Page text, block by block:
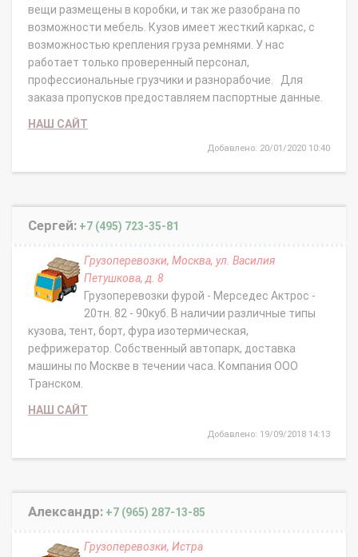
вещи размещены в коробки, и так же разобрана по
возможности мебель. Кузов имеет жесткий каркас, с
возможностью крепления груза ремнями. У нас
работает только проверенный персонал,
профессиональные грузчики и разнорабочие. Для
заказа пропусков предоставляем паспортные данные.
НАШ САЙТ
Добавлено: 20/01/2020 10:40
Сергей: +7 (495) 723-35-81
Грузоперевозки, Москва, ул. Василия
Петушкова, д. 8
Грузоперевозки фурой - Мерседес Актрос -
20тн. 82 - 90куб. В наличии различные типы
кузова, тент, борт, фура изотермическая,
рефрижератор. Собственный автопарк, доставка
машины по Москве в течении часа. Компания ООО
Транском.
НАШ САЙТ
Добавлено: 19/09/2018 14:13
Александр: +7 (965) 287-13-85
Грузоперевозки, Истра